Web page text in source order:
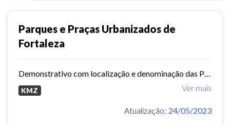
Parques e Praças Urbanizados de
Fortaleza
Ver mais
KMZ
Atualização: 24/05/2023